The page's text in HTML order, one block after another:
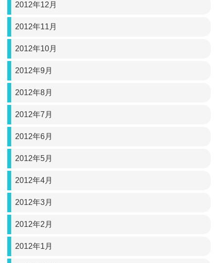
2012年12月
2012年11月
2012年10月
2012年9月
2012年8月
2012年7月
2012年6月
2012年5月
2012年4月
2012年3月
2012年2月
2012年1月